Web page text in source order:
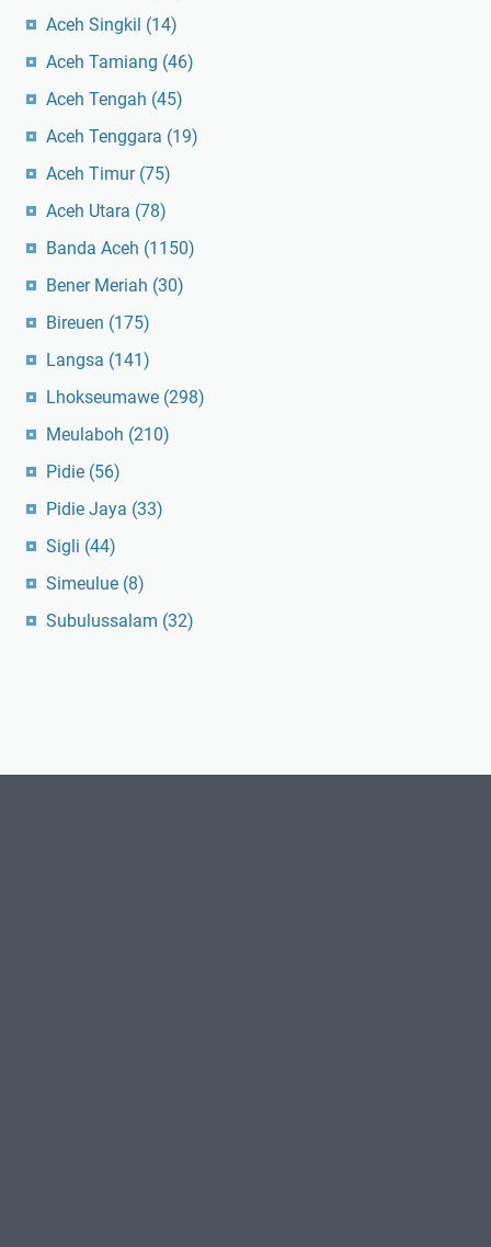
Aceh Singkil (14)
Aceh Tamiang (46)
Aceh Tengah (45)
Aceh Tenggara (19)
Aceh Timur (75)
Aceh Utara (78)
Banda Aceh (1150)
Bener Meriah (30)
Bireuen (175)
Langsa (141)
Lhokseumawe (298)
Meulaboh (210)
Pidie (56)
Pidie Jaya (33)
Sigli (44)
Simeulue (8)
Subulussalam (32)